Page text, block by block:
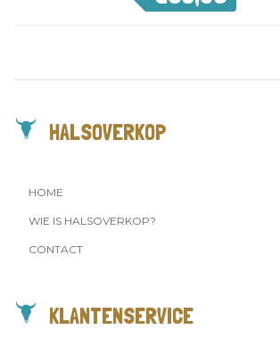
HALSOVERKOP
HOME
WIE IS HALSOVERKOP?
CONTACT
KLANTENSERVICE